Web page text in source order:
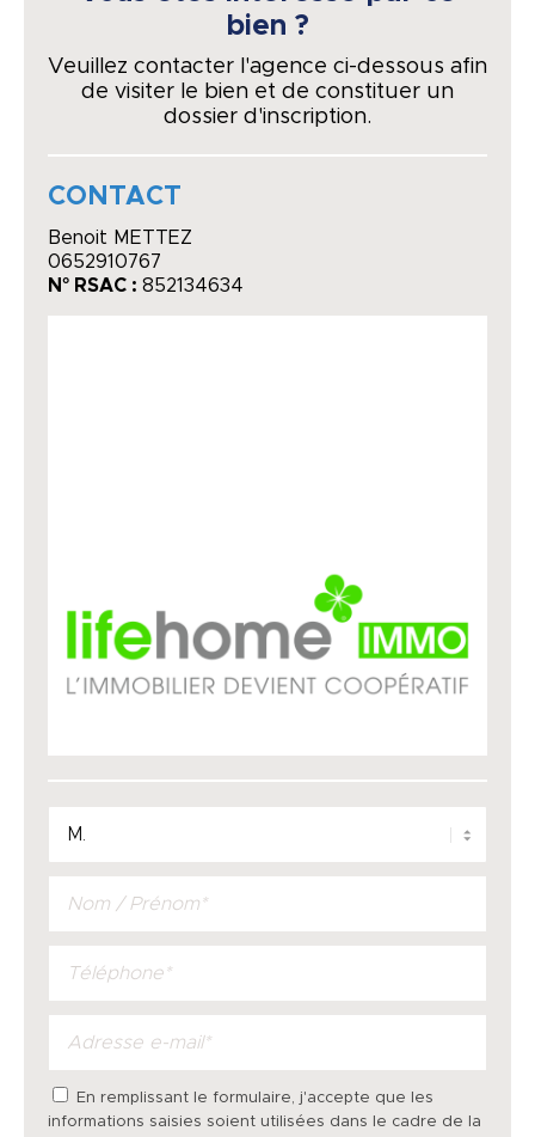
bien ?
Veuillez contacter l'agence ci-dessous afin
de visiter le bien et de constituer un
dossier d'inscription.
CONTACT
Benoit METTEZ
0652910767
N° RSAC : 852134634
En remplissant le formulaire, j'accepte que les
informations saisies soient utilisées dans le cadre de la